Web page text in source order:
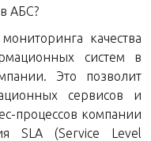
АБС?
качества
систем в
Это позволит
сервисов и
процессов компании
SLA (Service Level